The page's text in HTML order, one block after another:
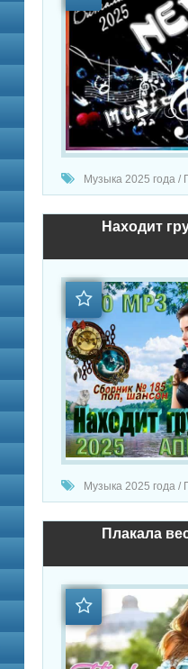
Музыка 2025 года
Находит
Музыка 2025 года
Плакала